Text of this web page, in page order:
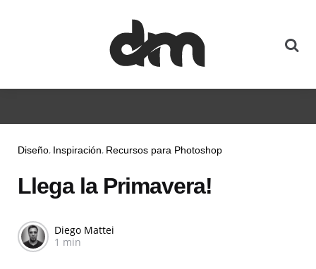
Diseño Inspiración Recursos para Photoshop
Llega la Primavera!
Diego Mattei
1 min